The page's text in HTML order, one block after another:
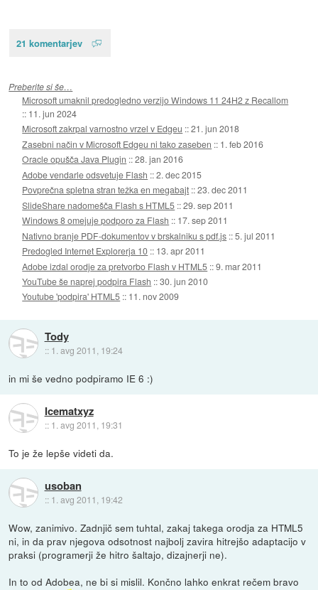
21 komentarjev
Preberite si še…
Microsoft umaknil predogledno verzijo Windows 11 24H2 z Recallom
:: 11. jun 2024
Microsoft zakrpal varnostno vrzel v Edgeu ::21. jun 2018
Zasebni način v Microsoft Edgeu ni tako zaseben :: 1. feb 2016
Oracle opušča Java Plugin ::28. jan 2016
Adobe vendarle odsvetuje Flash ::2. dec 2015
Povprečna spletna stran težka en megabajt ::23. dec 2011
SlideShare nadomešča Flash s HTML5 ::29. sep 2011
Windows 8 omejuje podporo za Flash :: 17. sep 2011
Nativno branje PDF-dokumentov v brskalniku s pdf.js ::5. jul 2011
Predogled Internet Explorerja 10 :: 13. apr 2011
Adobe izdal orodje za pretvorbo Flash v HTML5 ::9. mar 2011
YouTube še naprej podpira Flash ::30. jun 2010
Youtube 'podpira' HTML5 :: 11. nov 2009
Tody
:: 1. avg 2011, 19:24
in mi še vedno podpiramo IE 6 :)
Icematxyz
:: 1. avg 2011, 19:31
To je že lepše videti da.
usoban
:: 1. avg 2011, 19:42
Wow, zanimivo. Zadnjič sem tuhtal, zakaj takega orodja za HTML5
ni, in da prav njegova odsotnost najbolj zavira hitrejšo adaptacijo v
praksi (programerji že hitro šaltajo, dizajnerji ne).
In to od Adobea, ne bi si mislil. Končno lahko enkrat rečem bravo